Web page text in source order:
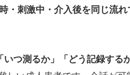
・刺激中・介入後を同じ流
「いつ測るか」「どう記録す